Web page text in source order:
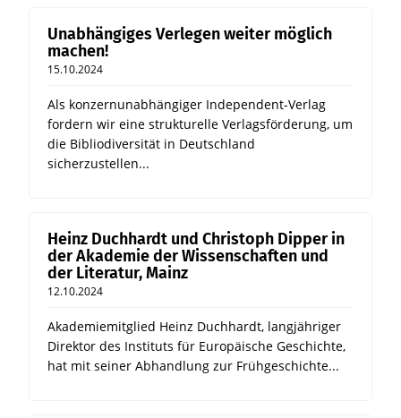
Unabhängiges Verlegen weiter möglich
machen!
15.10.2024
Als konzernunabhängiger Independent-Verlag
fordern wir eine strukturelle Verlagsförderung, um
die Bibliodiversität in Deutschland
sicherzustellen...
Heinz Duchhardt und Christoph Dipper in
der Akademie der Wissenschaften und
der Literatur, Mainz
12.10.2024
Akademiemitglied Heinz Duchhardt, langjähriger
Direktor des Instituts für Europäische Geschichte,
hat mit seiner Abhandlung zur Frühgeschichte...